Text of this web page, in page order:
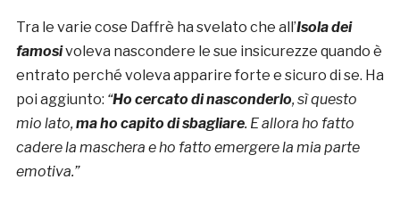
Tra le varie cose Daffrè ha svelato che all’Isola dei
famosivoleva nascondere le sue insicurezze quando è
entrato perché voleva apparire forte e sicuro di se. Ha
poi aggiunto: “Ho cercato di nasconderlo, sì questo
mio lato,ma ho capito di sbagliare. E allora ho fatto
cadere la maschera e ho fatto emergere la mia parte
emotiva.”